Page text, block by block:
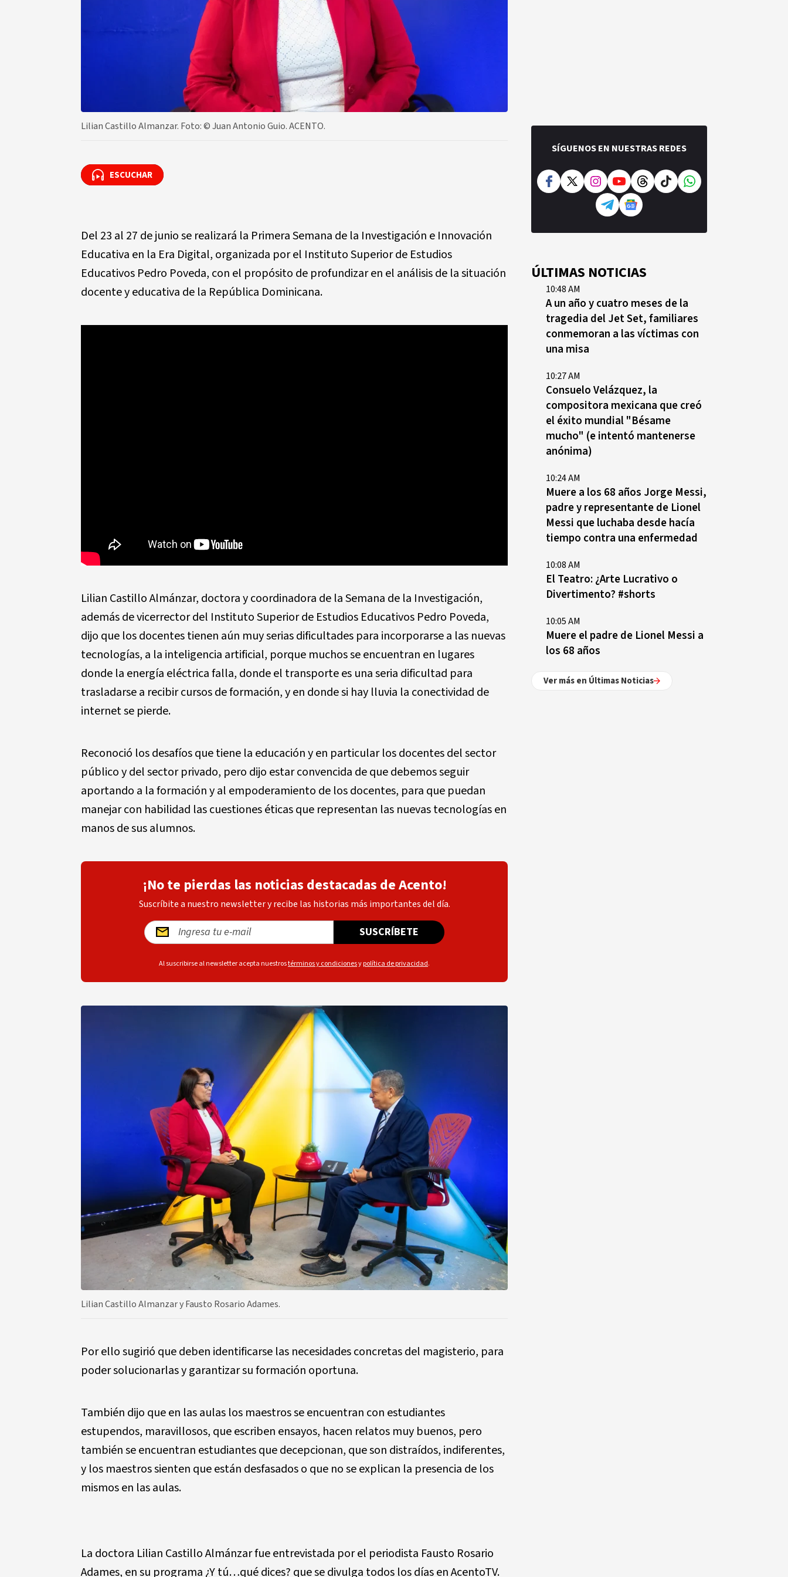
Lilian Castillo Almanzar. Foto: ©️ Juan Antonio Guio. ACENTO.
ESCUCHAR
ESCUCHAR
Del 23 al 27 de junio se realizará la Primera Semana de la Investigación e Innovación
Educativa en la Era Digital, organizada por el Instituto Superior de Estudios
Educativos Pedro Poveda, con el propósito de profundizar en el análisis de la situación
docente y educativa de la República Dominicana.
Lilian Castillo Almánzar, doctora y coordinadora de la Semana de la Investigación,
además de vicerrector del Instituto Superior de Estudios Educativos Pedro Poveda,
dijo que los docentes tienen aún muy serias dificultades para incorporarse a las nuevas
tecnologías, a la inteligencia artificial, porque muchos se encuentran en lugares
donde la energía eléctrica falla, donde el transporte es una seria dificultad para
trasladarse a recibir cursos de formación, y en donde si hay lluvia la conectividad de
internet se pierde.
Reconoció los desafíos que tiene la educación y en particular los docentes del sector
público y del sector privado, pero dijo estar convencida de que debemos seguir
aportando a la formación y al empoderamiento de los docentes, para que puedan
manejar con habilidad las cuestiones éticas que representan las nuevas tecnologías en
manos de sus alumnos.
¡No te pierdas las noticias destacadas de Acento!
Suscríbite a nuestro newsletter y recibe las historias más importantes del día.
SUSCRÍBETE
Al suscribirse al newsletter acepta nuestrostérminos y condicionesypolítica de privacidad.
Lilian Castillo Almanzar y Fausto Rosario Adames.
Por ello sugirió que deben identificarse las necesidades concretas del magisterio, para
poder solucionarlas y garantizar su formación oportuna.
También dijo que en las aulas los maestros se encuentran con estudiantes
estupendos, maravillosos, que escriben ensayos, hacen relatos muy buenos, pero
también se encuentran estudiantes que decepcionan, que son distraídos, indiferentes,
y los maestros sienten que están desfasados o que no se explican la presencia de los
mismos en las aulas.
La doctora Lilian Castillo Almánzar fue entrevistada por el periodista Fausto Rosario
Adames, en su programa ¿Y tú…qué dices? que se divulga todos los días en AcentoTV.
SÍGUENOS EN NUESTRAS REDES
ÚLTIMAS NOTICIAS
10:48 AM
A un año y cuatro meses de la
tragedia del Jet Set, familiares
conmemoran a las víctimas con
una misa
10:27 AM
Consuelo Velázquez, la
compositora mexicana que creó
el éxito mundial "Bésame
mucho" (e intentó mantenerse
anónima)
10:24 AM
Muere a los 68 años Jorge Messi,
padre y representante de Lionel
Messi que luchaba desde hacía
tiempo contra una enfermedad
10:08 AM
El Teatro: ¿Arte Lucrativo o
Divertimento? #shorts
10:05 AM
Muere el padre de Lionel Messi a
los 68 años
Ver más en Últimas Noticias